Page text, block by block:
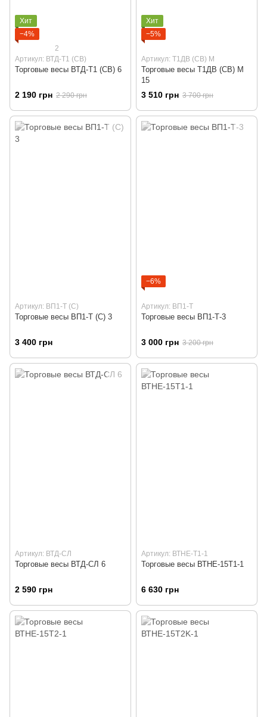
Хит
−4%
2
Артикул: ВТД-Т1 (СВ)
Торговые весы ВТД-Т1 (СВ) 6
2 190 грн 2 290 грн
Хит
−5%
Артикул: Т1ДВ (СВ) М
Торговые весы Т1ДВ (СВ) М
15
3 510 грн 3 700 грн
Артикул: ВП1-Т (С)
Торговые весы ВП1-Т (С) 3
3 400 грн
−6%
Артикул: ВП1-Т
Торговые весы ВП1-Т-3
3 000 грн 3 200 грн
Артикул: ВТД-СЛ
Торговые весы ВТД-СЛ 6
2 590 грн
Артикул: ВТНЕ-Т1-1
Торговые весы ВТНЕ-15Т1-1
6 630 грн